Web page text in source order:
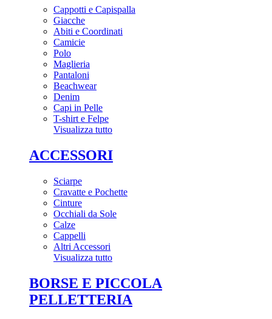
Cappotti e Capispalla
Giacche
Abiti e Coordinati
Camicie
Polo
Maglieria
Pantaloni
Beachwear
Denim
Capi in Pelle
T-shirt e Felpe
Visualizza tutto
ACCESSORI
Sciarpe
Cravatte e Pochette
Cinture
Occhiali da Sole
Calze
Cappelli
Altri Accessori
Visualizza tutto
BORSE E PICCOLA
PELLETTERIA